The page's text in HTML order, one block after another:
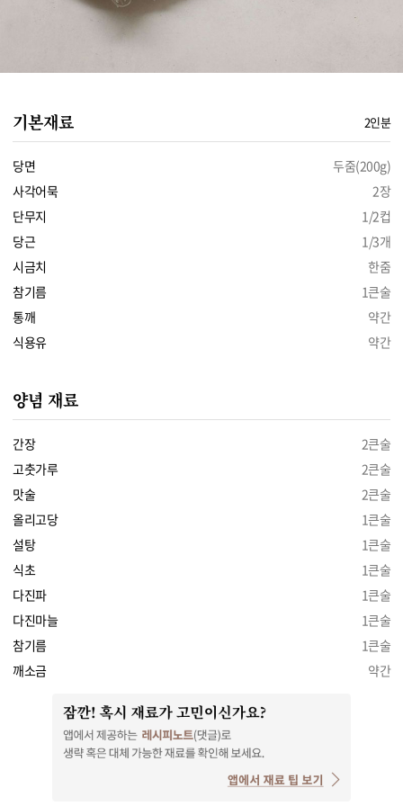
기본재료 2인분
당면
두줌(200g)
사각어묵
2장
단무지
1/2컵
당근
1/3개
시금치
한줌
참기름
1큰술
통깨
약간
식용유
약간
양념 재료
간장
2큰술
고춧가루
2큰술
맛술
2큰술
올리고당
1큰술
설탕
1큰술
식초
1큰술
다진파
1큰술
다진마늘
1큰술
참기름
1큰술
깨소금
약간